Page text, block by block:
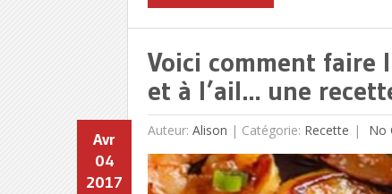
Voici comment faire
et à l’ail… une
Auteur: Alison |
Avr
04
2017
Catégorie: Recette No